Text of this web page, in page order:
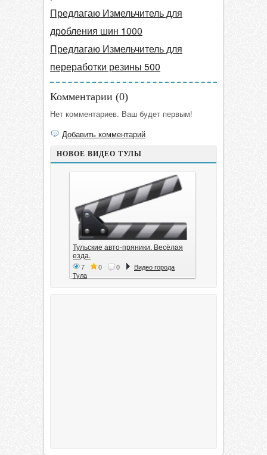
Предлагаю Измельчитель для
дробления шин 1000
Предлагаю Измельчитель для
переработки резины 500
Комментарии (0)
Нет комментариев. Ваш будет первым!
Добавить комментарий
НОВОЕ ВИДЕО ТУЛЫ
Тульские авто-пряники. Весёлая
езда.
7 0 0
Видео города
Тула